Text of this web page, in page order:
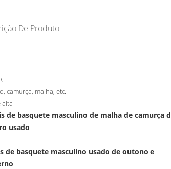
De Produto
camurça, malha, etc.
alta
de basquete masculino de malha de camurça
usado
de basquete masculino usado de outono e